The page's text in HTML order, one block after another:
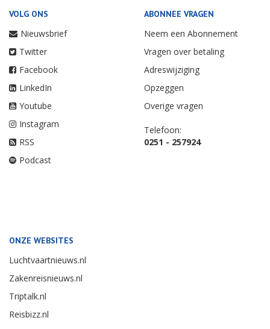
VOLG ONS
Nieuwsbrief
Twitter
Facebook
LinkedIn
Youtube
Instagram
RSS
Podcast
ABONNEE VRAGEN
Neem een Abonnement
Vragen over betaling
Adreswijziging
Opzeggen
Overige vragen
Telefoon:
0251 - 257924
ONZE WEBSITES
Luchtvaartnieuws.nl
Zakenreisnieuws.nl
Triptalk.nl
Reisbizz.nl